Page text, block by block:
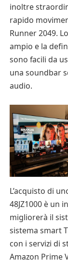
inoltre
rapido
Runner 2049.
ampio e la
sono facili da
una soundbar
audio.
L’acquisto di
48JZ1000 è un
migliorerà il
sistema smart
con i servizi di
Amazon Prime